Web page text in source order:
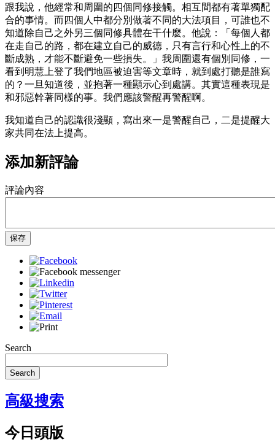
跟我說，他經常和周圍的四個同修接觸。相互間都有著單獨配
合的事情。而四個人中都分別做著不同的大法項目，可誰也不
知道除自己之外另三個同修具體在干什麼。他說：「每個人都
在走自己的路，都在建立自己的威德，只有言行和心性上的不
斷成熟，才能不斷避免一些損失。」我周圍還有個別同修，一
看到明慧上登了我們地區被迫害等文章時，就到處打聽是誰寫
的？一旦知道後，並抱著一種顯示心到處講。其實這種表現是
和邪惡幹著同樣的事。我們應該警醒再警醒啊。
我知道自己的認識很淺顯，寫出來一是警醒自己，二是提醒大
家共同在法上提高。
添加新評論
評論內容
保存
Search
Search
高級搜索
今日頭版